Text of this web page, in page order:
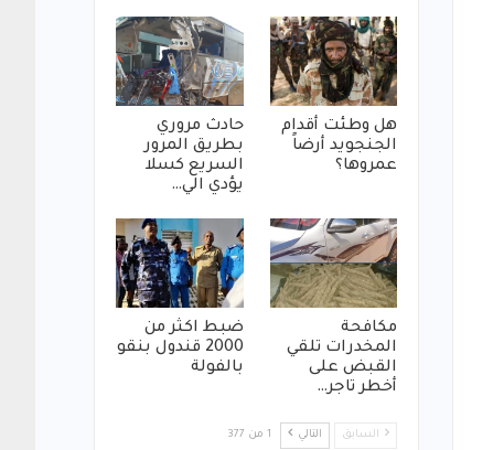
هل وطئت أقدام
الجنجويد أرضاً
عمروها؟
حادث مروري
بطريق المرور
السريع كسلا
يؤدي الي…
مكافحة
المخدرات تلقي
القبض على
أخطر تاجر…
ضبط اكثر من
2000 قندول بنقو
بالفولة
السابق التالي 1 من 377